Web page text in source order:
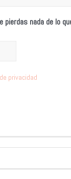
pierdas nada de lo
privacidad